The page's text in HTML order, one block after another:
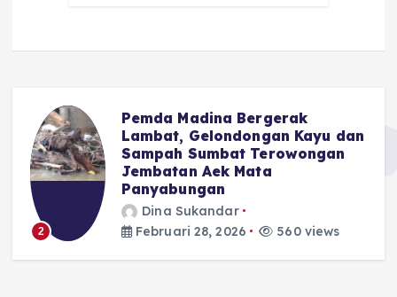
2
Pemda Madina Bergerak
Lambat, Gelondongan Kayu dan
Sampah Sumbat Terowongan
Jembatan Aek Mata
Panyabungan
Dina Sukandar
Februari 28, 2026
560 views